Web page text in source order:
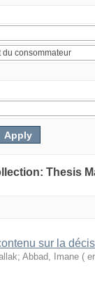
sur la
; Abbad, Imane (